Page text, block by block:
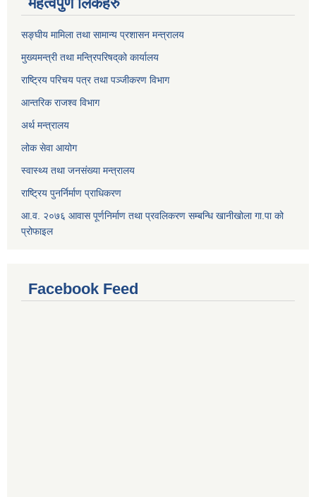
सङ्घीय मामिला तथा सामान्य प्रशासन मन्त्रालय
मुख्यमन्त्री तथा मन्त्रिपरिषद्‌को कार्यालय
राष्ट्रिय परिचय पत्र तथा पञ्जीकरण विभाग
आन्तरिक राजश्व विभाग
अर्थ मन्त्रालय
लोक सेवा आयोग
स्वास्थ्य तथा जनसंख्या मन्त्रालय
राष्ट्रिय पुनर्निर्माण प्राधिकरण
आ.व. २०७६ आवास पूर्णनिर्माण तथा प्रवलिकरण सम्बन्धि खानीखोला गा.पा को
प्रोफाइल
Facebook Feed